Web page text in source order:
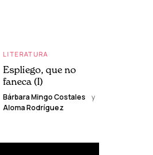
LITERATURA
Espliego, que no
faneca (I)
Bárbara Mingo Costales
y
Aloma Rodríguez